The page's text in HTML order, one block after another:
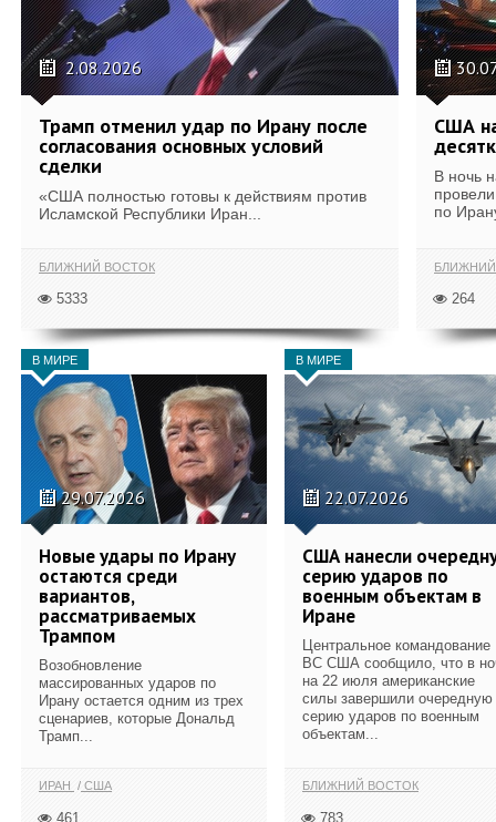
2.08.2026
Трамп отменил удар по Ирану после
согласования основных условий
сделки
«США полностью готовы к действиям против
Исламской Республики Иран...
БЛИЖНИЙ ВОСТОК
5333
США
В ночь
по
264
В МИРЕ
29.07.2026
Новые удары по Ирану
остаются среди
вариантов,
рассматриваемых
Трампом
Возобновление
массированных ударов по
Ирану остается одним из трех
сценариев, которые Дональд
Трамп...
ИРАН США
461
В МИРЕ
22.07.2026
США нанесли
серию ударов по
военным объектам в
Иране
Центральное командование
ВС США сообщило, что в
на 22 июля американские
силы завершили очередную
серию ударов по военным
объектам...
БЛИЖНИЙ ВОСТОК
783